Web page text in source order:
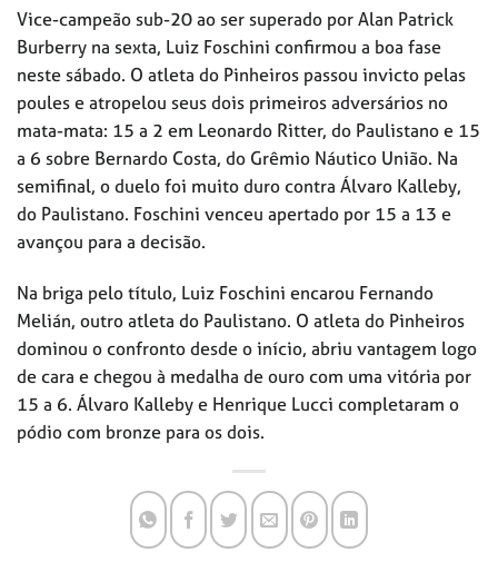
Vice-campeão sub-20 ao ser superado por Alan Patrick
Burberry na sexta, Luiz Foschini confirmou a boa fase
neste sábado. O atleta do Pinheiros passou invicto pelas
poules e atropelou seus dois primeiros adversários no
mata-mata: 15 a 2 em Leonardo Ritter, do Paulistano e 15
a 6 sobre Bernardo Costa, do Grêmio Náutico União. Na
semifinal, o duelo foi muito duro contra Álvaro Kalleby,
do Paulistano. Foschini venceu apertado por 15 a 13 e
avançou para a decisão.
Na briga pelo título, Luiz Foschini encarou Fernando
Melián, outro atleta do Paulistano. O atleta do Pinheiros
dominou o confronto desde o início, abriu vantagem logo
de cara e chegou à medalha de ouro com uma vitória por
15 a 6. Álvaro Kalleby e Henrique Lucci completaram o
pódio com bronze para os dois.